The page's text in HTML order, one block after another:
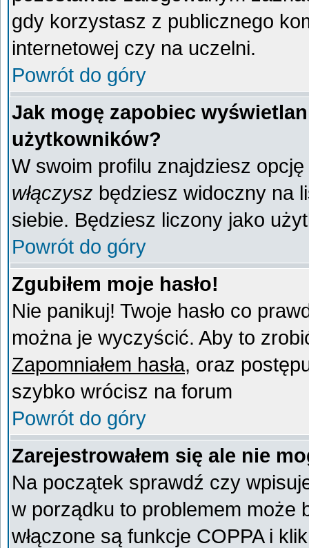
gdy korzystasz z publicznego
internetowej czy na uczelni.
Powrót do góry
Jak mogę zapobiec
użytkowników?
W swoim profilu znajdziesz opcję
włączysz będziesz widoczny na
siebie. Będziesz liczony jako
Powrót do góry
Zgubiłem moje hasło!
Nie panikuj! Twoje hasło co
można je wyczyścić. Aby to
Zapomniałem hasła, oraz
szybko wrócisz na forum
Powrót do góry
Zarejestrowałem się ale nie
Na początek sprawdź czy
w porządku to problemem może
włączone są funkcje COPPA i